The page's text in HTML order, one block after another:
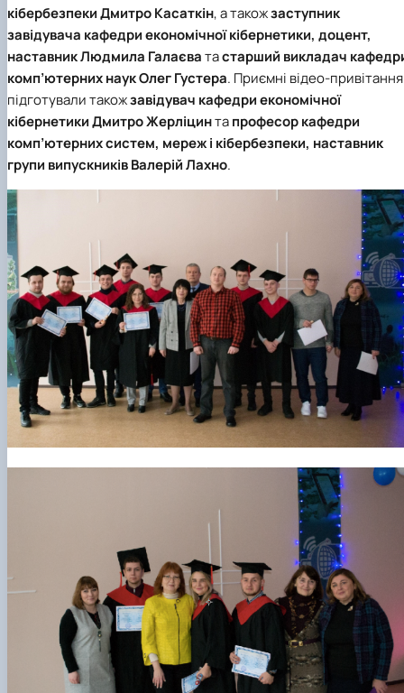
кібербезпекиДмитро Касаткін, а такожзаступник
завідувача кафедри економічної кібернетики, доцент,
наставникЛюдмила Галаєватастарший викладач
комп’ютерних наукОлег Густера. Приємні відео-привітання
підготували такожзавідувач кафедри економічної
кібернетикиДмитро Жерліцинтапрофесор кафедри
комп’ютерних систем, мереж і кібербезпеки, наставник
групи випускниківВалерій Лахно.